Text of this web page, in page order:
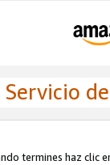
termines haz clic